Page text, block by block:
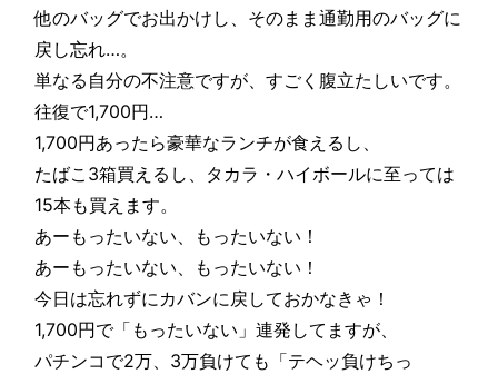
他のバッグでお出かけし、そのまま通勤用のバッグに
戻し忘れ…。
単なる自分の不注意ですが、すごく腹立たしいです。
往復で1,700円…
1,700円あったら豪華なランチが食えるし、
たばこ3箱買えるし、タカラ・ハイボールに至っては
15本も買えます。
あーもったいない、もったいない！
あーもったいない、もったいない！
今日は忘れずにカバンに戻しておかなきゃ！
1,700円で「もったいない」連発してますが、
パチンコで2万、3万負けても「テヘッ負けちっ